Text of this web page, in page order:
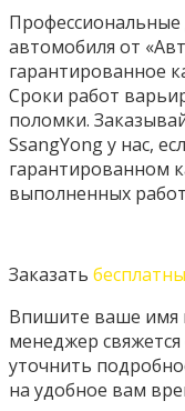
автомобиля от
гарантированное
Сроки работ
поломки.
SsangYong у нас,
гарантированном
выполненных
Заказать
Впишите ваше имя
менеджер
уточнить
на удобное вам